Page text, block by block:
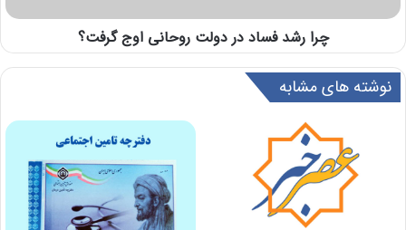
چرا رشد فساد در دولت روحانی اوج گرفت؟
نوشته های مشابه